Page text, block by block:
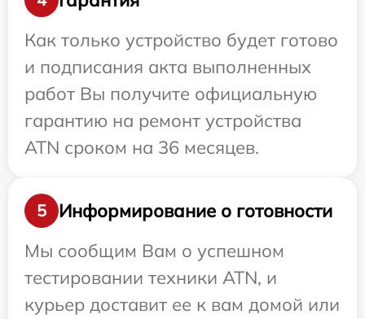
Как только устройство будет готово
и подписания акта выполненных
работ Вы получите официальную
гарантию на ремонт устройства
ATN сроком на 36 месяцев.
5
Информирование о готовности
Мы сообщим Вам о успешном
тестировании техники ATN, и
курьер доставит ее к вам домой или